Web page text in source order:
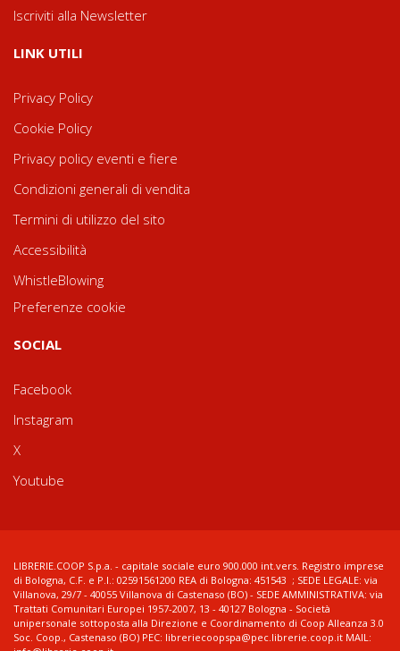
Iscriviti alla Newsletter
LINK UTILI
Privacy Policy
Cookie Policy
Privacy policy eventi e fiere
Condizioni generali di vendita
Termini di utilizzo del sito
Accessibilità
WhistleBlowing
Preferenze cookie
SOCIAL
Facebook
Instagram
X
Youtube
LIBRERIE.COOP S.p.a. - capitale sociale euro 900.000 int.vers. Registro imprese
di Bologna, C.F. e P.I.: 02591561200 REA di Bologna: 451543 ; SEDE LEGALE: via
Villanova, 29/7 - 40055 Villanova di Castenaso (BO) - SEDE AMMINISTRATIVA: via
Trattati Comunitari Europei 1957-2007, 13 - 40127 Bologna - Società
unipersonale sottoposta alla Direzione e Coordinamento di Coop Alleanza 3.0
Soc. Coop., Castenaso (BO) PEC: libreriecoopspa@pec.librerie.coop.it MAIL: